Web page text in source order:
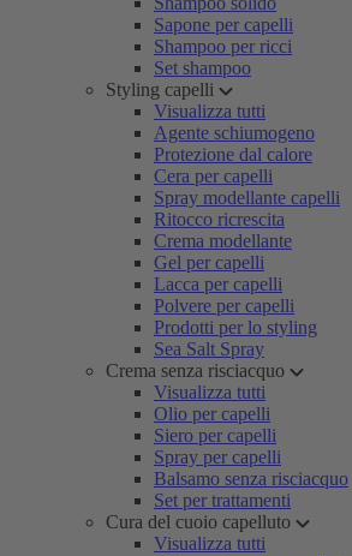
Sapone per capelli
Shampoo per ricci
Set shampoo
Styling capelli
Visualizza tutti
Agente schiumogeno
Protezione dal calore
Cera per capelli
Spray modellante capelli
Ritocco ricrescita
Crema modellante
Gel per capelli
Lacca per capelli
Polvere per capelli
Prodotti per lo styling
Sea Salt Spray
Crema senza risciacquo
Visualizza tutti
Olio per capelli
Siero per capelli
Spray per capelli
Balsamo senza risciacquo
Set per trattamenti
Cura del cuoio capelluto
Visualizza tutti